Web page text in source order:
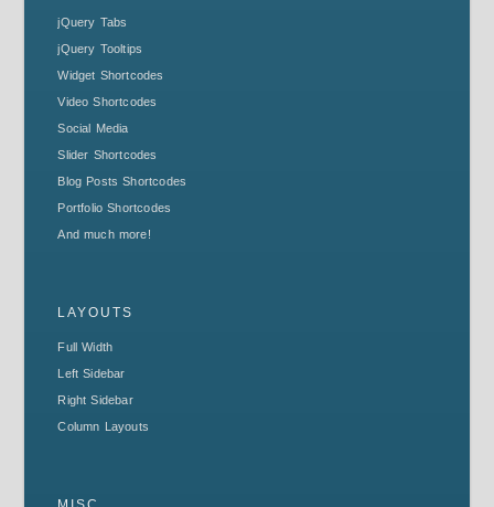
jQuery Tabs
jQuery Tooltips
Widget Shortcodes
Video Shortcodes
Social Media
Slider Shortcodes
Blog Posts Shortcodes
Portfolio Shortcodes
And much more!
LAYOUTS
Full Width
Left Sidebar
Right Sidebar
Column Layouts